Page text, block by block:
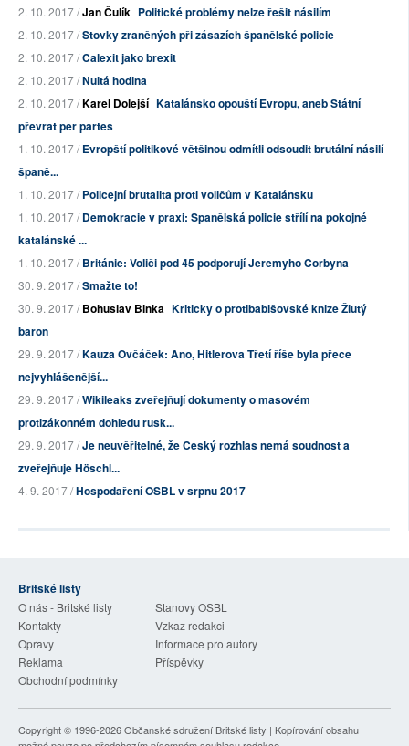
2. 10. 2017 /Jan Čulík Politické problémy nelze řešit násilím
2. 10. 2017 /Stovky zraněných při zásazích španělské policie
2. 10. 2017 /Calexit jako brexit
2. 10. 2017 /Nultá hodina
2. 10. 2017 /Karel Dolejší Katalánsko opouští Evropu, aneb Státní
převrat per partes
1. 10. 2017 /Evropští politikové většinou odmítli odsoudit brutální násilí
španě...
1. 10. 2017 /Policejní brutalita proti voličům v Katalánsku
1. 10. 2017 /Demokracie v praxi: Španělská policie střílí na pokojné
katalánské ...
1. 10. 2017 /Británie: Voliči pod 45 podporují Jeremyho Corbyna
30. 9. 2017 /Smažte to!
30. 9. 2017 /Bohuslav Binka Kriticky o protibabišovské knize Žlutý
baron
29. 9. 2017 /Kauza Ovčáček: Ano, Hitlerova Třetí říše byla přece
nejvyhlášenější...
29. 9. 2017 /Wikileaks zveřejňují dokumenty o masovém
protizákonném dohledu rusk...
29. 9. 2017 /Je neuvěřitelné, že Český rozhlas nemá soudnost a
zveřejňuje Höschl...
4. 9. 2017 /Hospodaření OSBL v srpnu 2017
Britské listy
O nás - Britské listy
Stanovy OSBL
Kontakty
Vzkaz redakci
Opravy
Informace pro autory
Reklama
Příspěvky
Obchodní podmínky
Copyright © 1996-2026Občanské sdružení Britské listy | Kopírování obsahu